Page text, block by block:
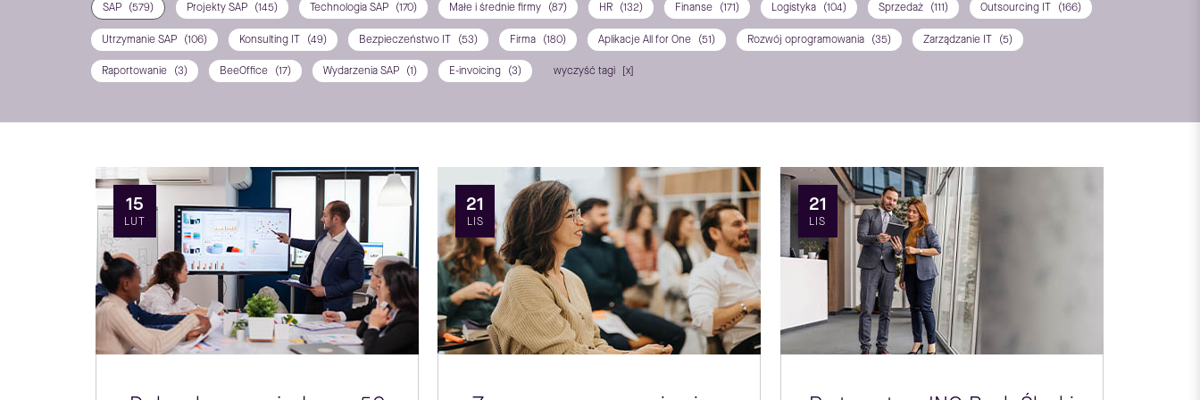
SAP (579) Projekty SAP (145) Technologia SAP (170) Małe i średnie firmy (87) HR (132) Finanse (171) Logistyka (104) Sprzedaż (111) Outsourcing IT (166)
Utrzymanie SAP (106) Konsulting IT (49) Bezpieczeństwo IT (53) Firma (180) Aplikacje All for One (51) Rozwój oprogramowania (35) Zarządzanie IT (5)
Raportowanie (3) BeeOffice (17) Wydarzenia SAP (1) E-invoicing (3) wyczyść tagi
15
LUT
21
LIS
21
LIS